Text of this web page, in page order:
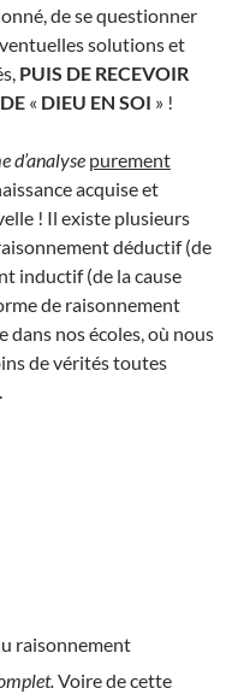
de se questionner
solutions et
PUIS DE RECEVOIR
« DIEU EN SOI » !
d’analyse purement
acquise et
! Il existe plusieurs
déductif (de
inductif (de la cause
de raisonnement
dans nos écoles, où nous
de vérités toutes
raisonnement
Voire de cette